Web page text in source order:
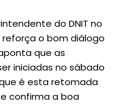
do DNIT no
reforça o bom diálogo
que as
iniciadas no sábado
é esta retomada
confirma a boa